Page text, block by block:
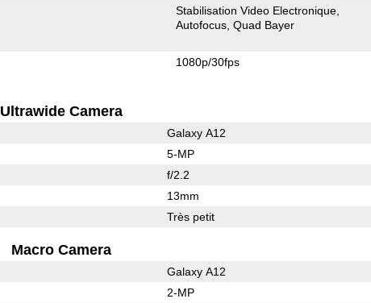
Stabilisation Video Electronique
Autofocus Quad Bayer
1080p/30fps
Ultrawide Camera
Galaxy A12
5-MP
f/2.2
13mm
Très petit
Macro Camera
Galaxy A12
2-MP